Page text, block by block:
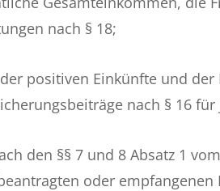
nach § 18;
positiven Einkünfte und
nach § 16
den §§ 7 und 8 Absatz 1
oder empfangenen